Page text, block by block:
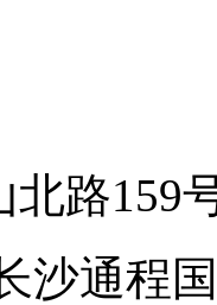
路159
沙通